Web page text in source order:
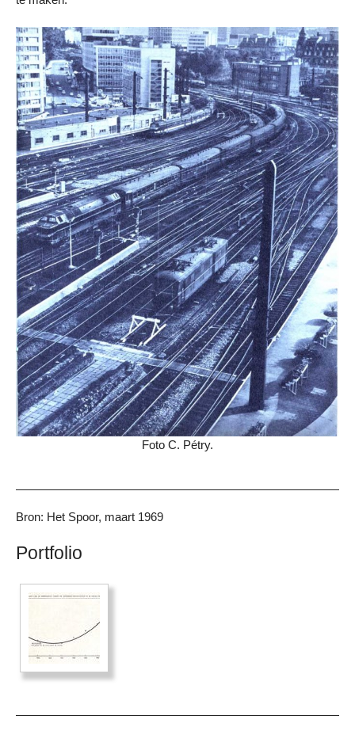
Foto C. Pétry.
Bron: Het Spoor, maart 1969
Portfolio